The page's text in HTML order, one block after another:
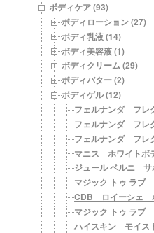
ボディケア (93)
ボディローション (27)
ボディ乳液 (14)
ボディ美容液 (1)
ボディクリーム (29)
ボディバター (2)
ボディゲル (12)
フェルナンダ フレ
フェルナンダ フレ
フェルナンダ フレ
マニス ホワイトボ
ジュール ベルニ サ
マジック トゥ ラブ
CDB ロイーシェ
マジック トゥ ラ
ハイスキン モイス